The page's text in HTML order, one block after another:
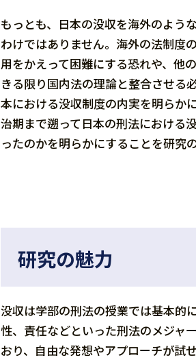
もっとも、日本の没収を海外のよう
わけではありません。海外の法制度
用をかえって困難にする恐れや、他
きる限り国内法の理論と整合させる
本における没収制度の内実を明らか
治期まで遡って日本の刑法における
ったのかを明らかにすることを研究
研究の魅力
没収は学部の刑法の授業では基本的
性、責任などといった刑法のメジャ
おり、自由な発想やアプローチが試